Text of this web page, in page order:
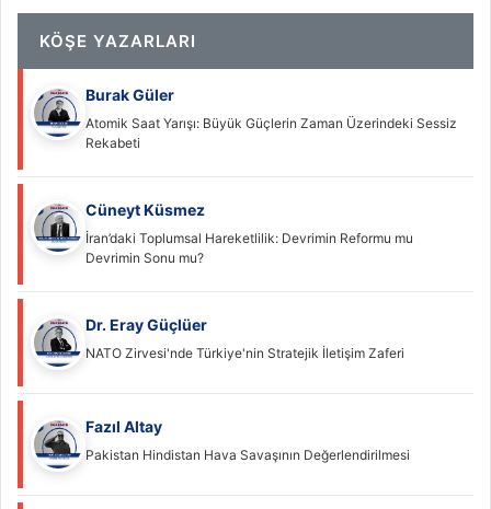
KÖŞE YAZARLARI
Burak Güler
Atomik Saat Yarışı: Büyük Güçlerin Zaman Üzerindeki Sessiz
Rekabeti
Cüneyt Küsmez
İran’daki Toplumsal Hareketlilik: Devrimin Reformu mu
Devrimin Sonu mu?
Dr. Eray Güçlüer
NATO Zirvesi'nde Türkiye'nin Stratejik İletişim Zaferi
Fazıl Altay
Pakistan Hindistan Hava Savaşının Değerlendirilmesi